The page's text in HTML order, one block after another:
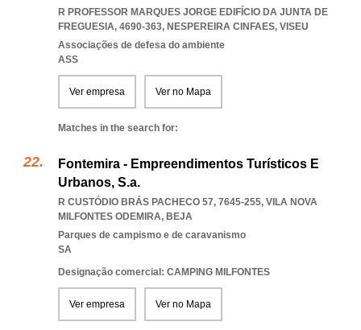
R PROFESSOR MARQUES JORGE EDIFÍCIO DA JUNTA DE
FREGUESIA, 4690-363, NESPEREIRA CINFAES, VISEU
Associações de defesa do ambiente
ASS
Ver empresa Ver no Mapa
Matches in the search for:
Fontemira - Empreendimentos Turísticos E
Urbanos, S.a.
R CUSTÓDIO BRÁS PACHECO 57, 7645-255, VILA NOVA
MILFONTES ODEMIRA, BEJA
Parques de campismo e de caravanismo
SA
Designação comercial: CAMPING MILFONTES
Ver empresa Ver no Mapa